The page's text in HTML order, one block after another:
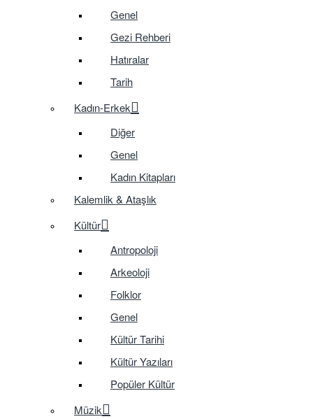
Genel
Gezi Rehberi
Hatıralar
Tarih
Kadın-Erkek
Diğer
Genel
Kadın Kitapları
Kalemlik & Ataşlık
Kültür
Antropoloji
Arkeoloji
Folklor
Genel
Kültür Tarihi
Kültür Yazıları
Popüler Kültür
Müzik